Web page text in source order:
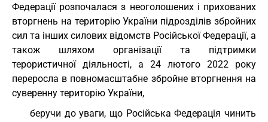
Федерації розпочалася з неоголошених і прихованих
вторгнень на територію України підрозділів збройних
сил та інших силових відомств Російської Федерації, а
також шляхом організації та підтримки
терористичної діяльності, а 24 лютого 2022 року
переросла в повномасштабне збройне вторгнення на
суверенну територію України,
беручи до уваги, що Російська Федерація чинить